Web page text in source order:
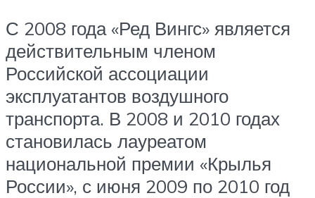
С 2008 года «Ред Вингс» является
действительным членом
Российской ассоциации
эксплуатантов воздушного
транспорта. В 2008 и 2010 годах
становилась лауреатом
национальной премии «Крылья
России», с июня 2009 по 2010 год